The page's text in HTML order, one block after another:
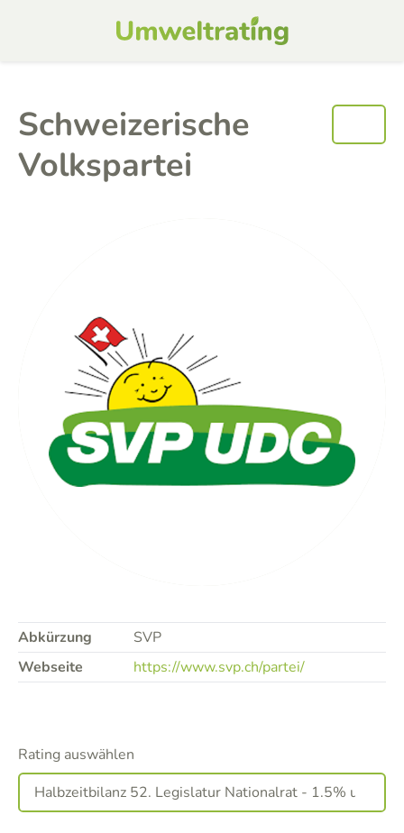
Schweizerische
Volkspartei
Abkürzung
SVP
Webseite
https://www.svp.ch/partei/
Rating auswählen